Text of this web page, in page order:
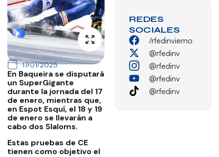
17/01/2025
En Baqueira se disputará
un SuperGigante
durante la jornada del 17
de enero, mientras que,
en Espot Esquí, el 18 y 19
de enero se llevarán a
cabo dos Slaloms.
Estas pruebas de CE
tienen como objetivo el
REDES
SOCIALES
/rfedinvierno
@rfedinv
@rfedinv
@rfedinv
@rfedinv